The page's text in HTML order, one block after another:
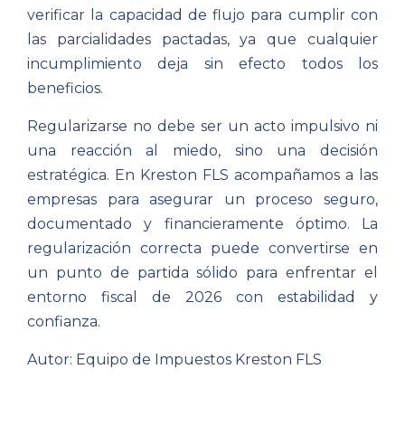
verificar la capacidad de flujo para cumplir con
las parcialidades pactadas, ya que cualquier
incumplimiento deja sin efecto todos los
beneficios.
Regularizarse no debe ser un acto impulsivo ni
una reacción al miedo, sino una decisión
estratégica. En Kreston FLS acompañamos a las
empresas para asegurar un proceso seguro,
documentado y financieramente óptimo. La
regularización correcta puede convertirse en
un punto de partida sólido para enfrentar el
entorno fiscal de 2026 con estabilidad y
confianza.
Autor: Equipo de Impuestos Kreston FLS